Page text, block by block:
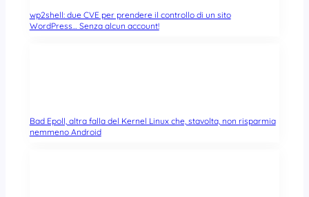
wp2shell: due CVE per prendere il controllo di un sito
WordPress… Senza alcun account!
Bad Epoll, altra falla del Kernel Linux che, stavolta, non risparmia
nemmeno Android